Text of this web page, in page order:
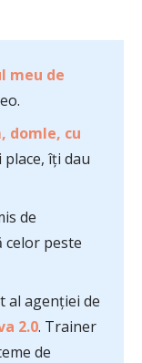
meu de
domle, cu
place, îți dau
de
celor peste
al agenției de
2.0. Trainer
de